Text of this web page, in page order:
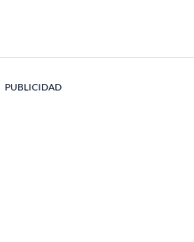
PUBLICIDAD